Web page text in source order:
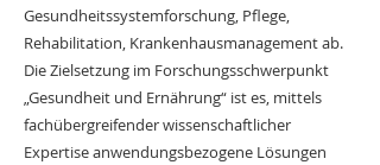
Gesundheitssystemforschung, Pflege,
Rehabilitation, Krankenhausmanagement ab.
Die Zielsetzung im Forschungsschwerpunkt
„Gesundheit und Ernährung“ ist es, mittels
fachübergreifender wissenschaftlicher
Expertise anwendungsbezogene Lösungen